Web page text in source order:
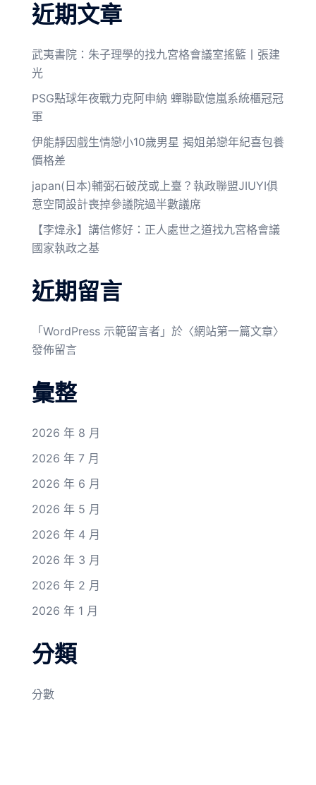
近期文章
武夷書院：朱子理學的找九宮格會議室搖籃丨張建
光
PSG點球年夜戰力克阿申納 蟬聯歐億嵐系統櫃冠冠
軍
伊能靜因戲生情戀小10歲男星 揭姐弟戀年紀喜包養
價格差
japan(日本)輔弼石破茂或上臺？執政聯盟JIUYI俱
意空間設計喪掉參議院過半數議席
【李煒永】講信修好：正人處世之道找九宮格會議
國家執政之基
近期留言
「 WordPress 示範留言者 」於〈網站第一篇文章〉
發佈留言
彙整
2026 年 8 月
2026 年 7 月
2026 年 6 月
2026 年 5 月
2026 年 4 月
2026 年 3 月
2026 年 2 月
2026 年 1 月
分類
分數